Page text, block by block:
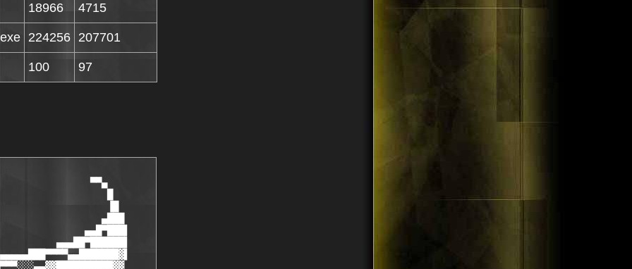
18966 4715
224256 207701
100 97